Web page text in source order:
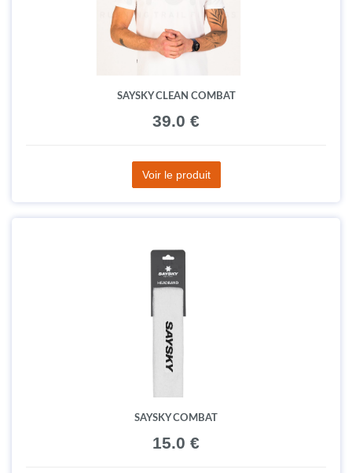
SAYSKY CLEAN COMBAT
39.0 €
Voir le produit
SAYSKY COMBAT
15.0 €